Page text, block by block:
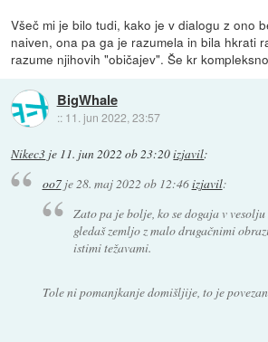
Všeč mi je bilo tudi, kako je v dialogu z ono
naiven, ona pa ga je razumela in bila hkrati
razume njihovih "običajev". Še kr
BigWhale
:: 11. jun 2022, 23:57
Nikec3 je 11. jun 2022 ob 23:20izjavil:
oo7je28. maj 2022 ob 12:46izjavil:
Zato pa je bolje, ko se dogaja v vesolju
gledaš zemljo z malo drugačnimi
istimi težavami.
Tole ni pomanjkanje domišljije, to je